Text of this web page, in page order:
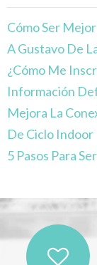
Cómo Ser
A Gustavo De
¿Cómo Me
Información
Mejora La
De Ciclo Indoor
5 Pasos Para